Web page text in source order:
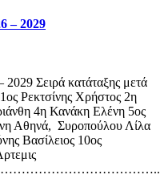
– 2029
Σειρά κατάταξης μετά
Ρεκτσίνης Χρήστος 2η
4η Κανάκη Ελένη 5ος
Αθηνά, Συροπούλου Λίλα
Βασίλειος 10ος